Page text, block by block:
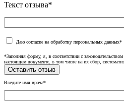
Текст отзыва*
Даю согласие на обработку персональных данных*
*Заполняя форму, я, в соответствии с
настоящем документе, в том числе на их сбор,
Введите имя врача*